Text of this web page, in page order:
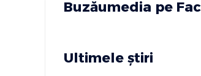
Buzăumedia pe
Ultimele știri